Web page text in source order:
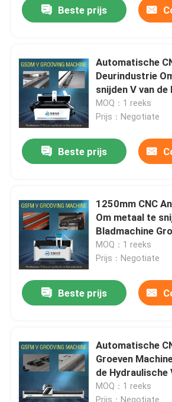
Over ons
Contacten
Beste prijs
Automatische
Deurindustrie
snijden V van
Machine van de
MOQ：1 reeks
Prijs：Negotiate
Beste prijs
1250mm CNC
Om metaal te
Bladmachine
MOQ：1 reeks
Prijs：Negotiate
Beste prijs
Automatische
Groeven
de Hydraulische
Metaal
MOQ：1 reeks
Prijs：Negotiate